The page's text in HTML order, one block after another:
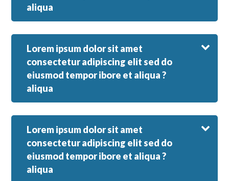
aliqua
Lorem ipsum dolor sit amet
consectetur adipiscing elit sed do
eiusmod tempor ibore et aliqua ?
aliqua
Lorem ipsum dolor sit amet
consectetur adipiscing elit sed do
eiusmod tempor ibore et aliqua ?
aliqua